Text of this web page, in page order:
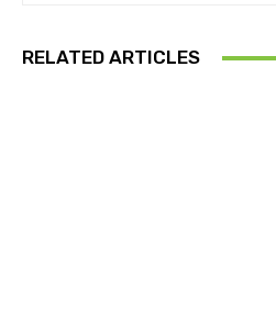
RELATED ARTICLES